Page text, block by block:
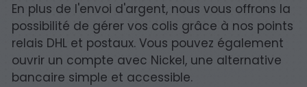
En plus de l'envoi d'argent, nous vous offrons la
possibilité de gérer vos colis grâce à nos points
relais DHL et postaux. Vous pouvez également
ouvrir un compte avec Nickel, une alternative
bancaire simple et accessible.